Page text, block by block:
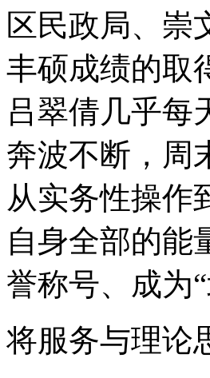
区民政局、崇
丰硕成绩的取
吕翠倩几乎每
奔波不断，周
从实务性操作
自身全部的能
誉称号、成为
将服务与理论